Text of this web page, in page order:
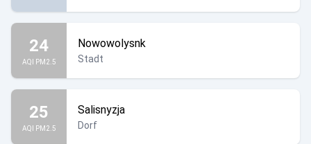
24
AQI PM2.5
Nowowolysnk
Stadt
25
AQI PM2.5
Salisnyzja
Dorf